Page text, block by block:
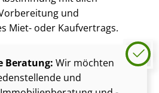
und
Miet- oder Kaufvertrags.
Beratung: Wir möchten
und